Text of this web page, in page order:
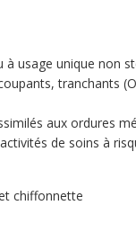
usage unique non
tranchants
aux ordures
de soins à
chiffonnette